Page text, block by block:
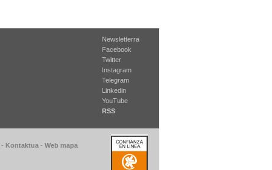
Newsletterra
Facebook
Twitter
Instagram
Telegram
Linkedin
YouTube
RSS
- Kontaktua - Web mapa